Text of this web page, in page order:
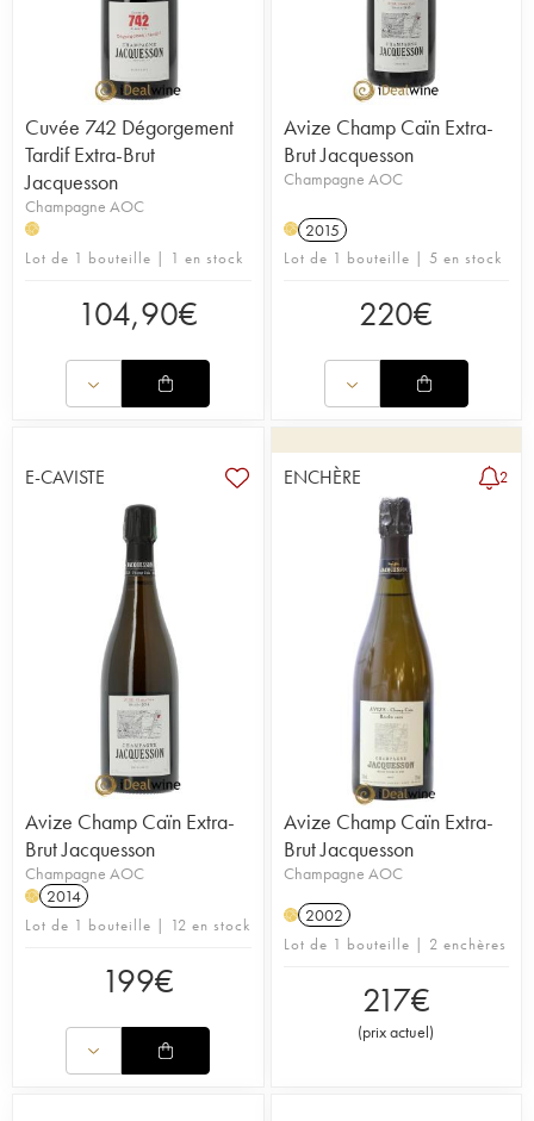
Cuvée 742 Dégorgement
Tardif Extra-Brut
Jacquesson
Champagne AOC
H
Lot de 1 bouteille | 1 en stock
104,90€
Avize Champ Caïn Extra-
Brut Jacquesson
Champagne AOC
H 2015
Lot de 1 bouteille | 5 en stock
220€
E-CAVISTE
Avize Champ Caïn Extra-
Brut Jacquesson
Champagne AOC
H 2014
Lot de 1 bouteille | 12 en stock
199€
ENCHÈRE 2
Avize Champ Caïn Extra-
Brut Jacquesson
Champagne AOC
H 2002
Lot de 1 bouteille | 2 enchères
217€
(prix actuel)